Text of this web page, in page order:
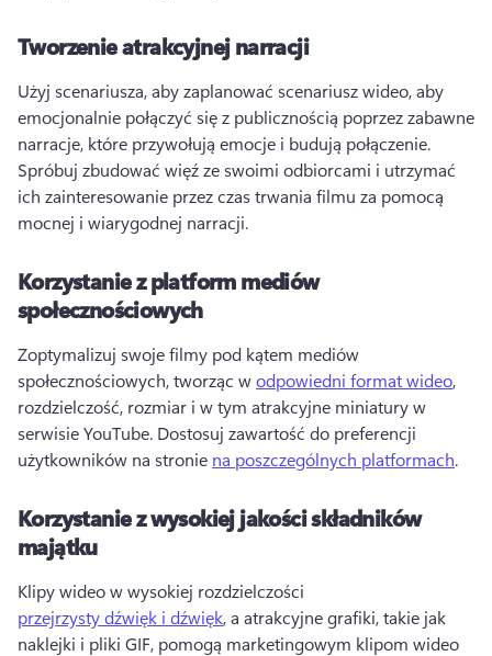
Tworzenie atrakcyjnej narracji
Użyj scenariusza, aby zaplanować scenariusz wideo, aby
emocjonalnie połączyć się z publicznością poprzez zabawne
Spróbuj zbudować więź ze swoimi odbiorcami i utrzymać
ich zainteresowanie przez czas trwania filmu za pomocą
mocnej i wiarygodnej narracji.
Korzystanie z platform mediów
społecznościowych
Zoptymalizuj swoje filmy pod kątem mediów
społecznościowych, tworząc w odpowiedni format wideo,
rozdzielczość, rozmiar i w tym atrakcyjne miniatury w
serwisie YouTube. Dostosuj zawartość do preferencji
użytkowników na stronie na poszczególnych platformach.
Korzystanie z wysokiej jakości składników
majątku
Klipy wideo w wysokiej rozdzielczości
przejrzysty dźwięk i dźwięk, a atrakcyjne grafiki, takie jak
naklejki i pliki GIF, pomogą marketingowym klipom wideo